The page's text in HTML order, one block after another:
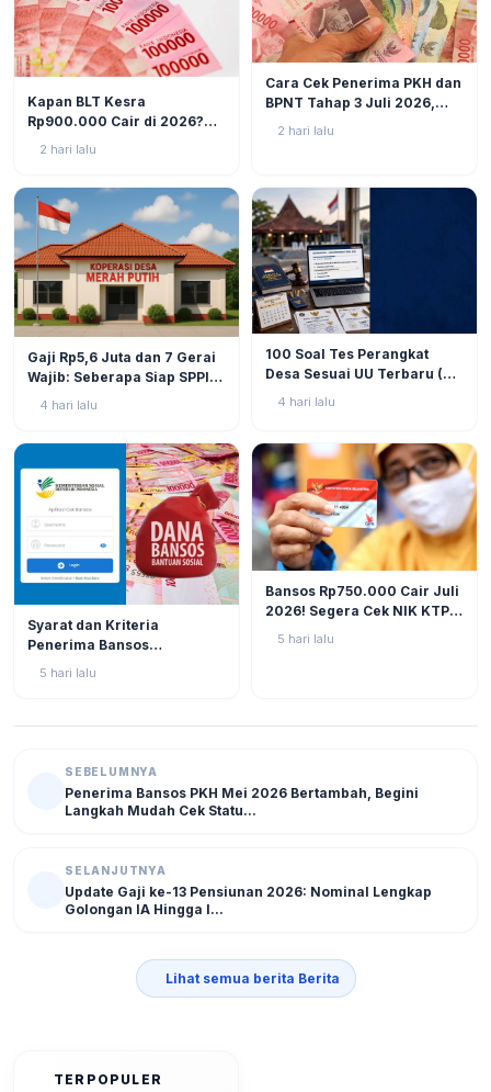
Kapan BLT Kesra
Rp900.000 Cair di 2026?
2 hari lalu
Cara Cek Penerima PKH dan
BPNT Tahap 3 Juli 2026,
2 hari lalu
Gaji Rp5,6 Juta dan 7 Gerai
Wajib: Seberapa Siap SPPI
Menjalankan Ambiguitas
4 hari lalu
100 Soal Tes Perangkat
Desa Sesuai UU Terbaru (UU
4 hari lalu
Syarat dan Kriteria
Penerima Bansos
5 hari lalu
Bansos Rp750.000 Cair Juli
2026! Segera Cek NIK KTP
5 hari lalu
SEBELUMNYA
Penerima Bansos PKH Mei 2026 Bertambah, Begini
Langkah Mudah Cek Statu...
SELANJUTNYA
Update Gaji ke-13 Pensiunan 2026: Nominal Lengkap
Golongan IA Hingga I...
Lihat semua berita Berita
TERPOPULER